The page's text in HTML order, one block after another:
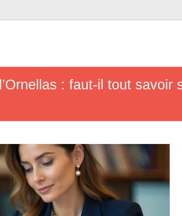
: faut-il tout savoir